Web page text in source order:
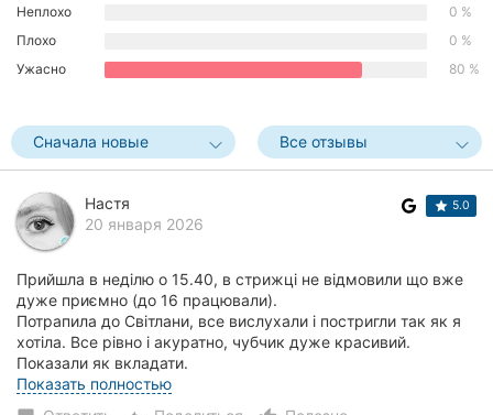
Черкассы
Черновцы
Сумы
Ивано-
Франковск
Луцк
Ужгород
Карпаты
Неплохо
0 %
Плохо
0 %
Ужасно
80 %
Сначала новые Все отзывы
Настя
20 января 2026
5.0
Прийшла в неділю о 15.40, в стрижці не відмовили що вже
дуже приємно (до 16 працювали).
Потрапила до Світлани, все вислухали і постригли так як я
хотіла. Все рівно і акуратно, чубчик дуже красивий.
Показали як вкладати.
Ціна дуже приємна. Дуже дякую,...
Показать полностью